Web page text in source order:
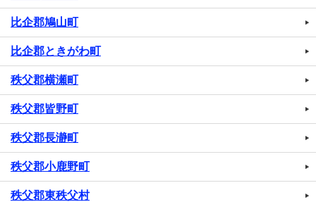
比企郡鳩山町
比企郡ときがわ町
秩父郡横瀬町
秩父郡皆野町
秩父郡長瀞町
秩父郡小鹿野町
秩父郡東秩父村